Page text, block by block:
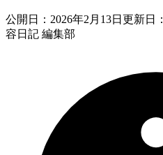
公開日： 2026年2月13日 更新日：
容日記 編集部